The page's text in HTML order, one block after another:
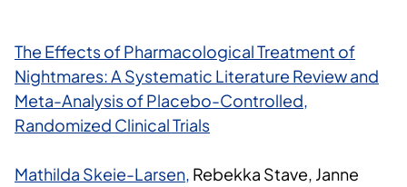
The Effects of Pharmacological Treatment of
Nightmares: A Systematic Literature Review and
Meta-Analysis of Placebo-Controlled,
Randomized Clinical Trials
Mathilda Skeie-Larsen, Rebekka Stave, Janne